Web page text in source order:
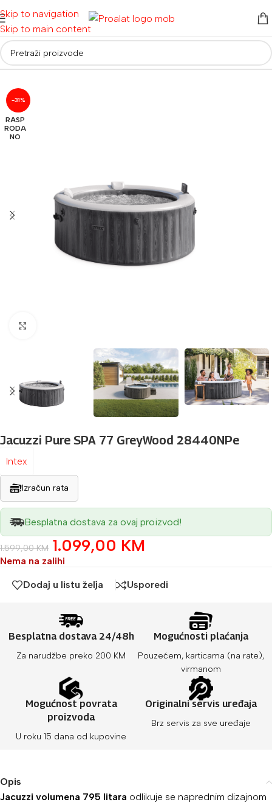
Skip to navigation
Skip to main content
Početna/ Bazeni/Jacuzzi
-31%
RASP
RODA
NO
Jacuzzi Pure SPA 77 GreyWood 28440NPe
Intex
Izračun rata
Besplatna dostava za ovaj proizvod!
1.599,00KM 1.099,00 KM
Nema na zalihi
Dodaj u listu želja Usporedi
Besplatna dostava 24/48h
Za narudžbe preko 200 KM
Mogućnosti plaćanja
Pouzećem, karticama (na rate),
virmanom
Mogućnost povrata
proizvoda
U roku 15 dana od kupovine
Originalni servis uređaja
Brz servis za sve uređaje
Opis
Jacuzzi volumena 795 litara odlikuje se naprednim dizajnom